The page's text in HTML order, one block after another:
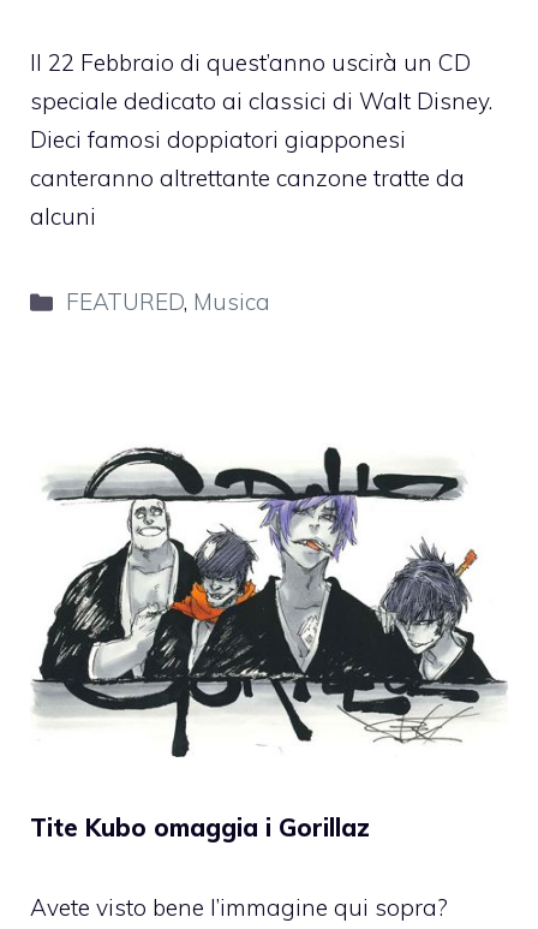
Il 22 Febbraio di quest’anno uscirà un CD
speciale dedicato ai classici di Walt Disney.
Dieci famosi doppiatori giapponesi
canteranno altrettante canzone tratte da
alcuni
Categorie
FEATURED, Musica
Tite Kubo omaggia i Gorillaz
Avete visto bene l’immagine qui sopra?